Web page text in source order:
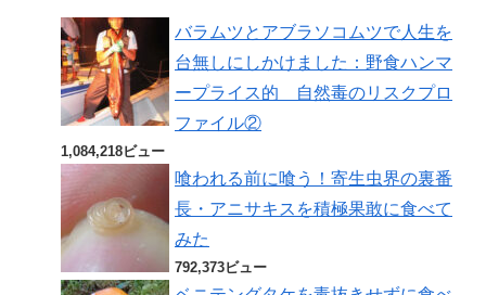
バラムツとアブラソコムツで人生を
台無しにしかけました：野食ハンマ
ープライス的 自然毒のリスクプロ
ファイル②
1,084,218ビュー
喰われる前に喰う！寄生虫界の裏番
長・アニサキスを積極果敢に食べて
みた
792,373ビュー